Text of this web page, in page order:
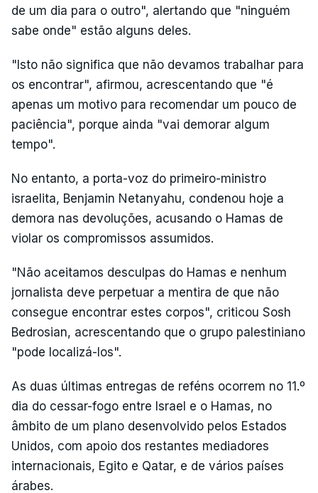
de um dia para o outro", alertando que "ninguém
sabe onde" estão alguns deles.
"Isto não significa que não devamos trabalhar para
os encontrar", afirmou, acrescentando que "é
apenas um motivo para recomendar um pouco de
paciência", porque ainda "vai demorar algum
tempo".
No entanto, a porta-voz do primeiro-ministro
israelita, Benjamin Netanyahu, condenou hoje a
demora nas devoluções, acusando o Hamas de
violar os compromissos assumidos.
"Não aceitamos desculpas do Hamas e nenhum
jornalista deve perpetuar a mentira de que não
consegue encontrar estes corpos", criticou Sosh
Bedrosian, acrescentando que o grupo palestiniano
"pode localizá-los".
As duas últimas entregas de reféns ocorrem no 11.º
dia do cessar-fogo entre Israel e o Hamas, no
âmbito de um plano desenvolvido pelos Estados
Unidos, com apoio dos restantes mediadores
internacionais, Egito e Qatar, e de vários países
árabes.